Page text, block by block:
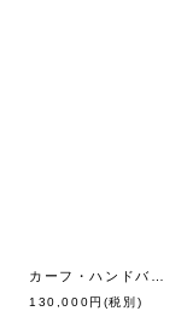
]
[ eb.a.gos]
130,000円 (税別)